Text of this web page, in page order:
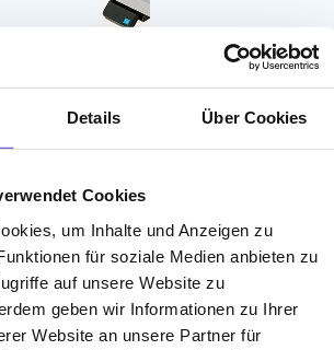
Details Über Cookies
Cookies
um Inhalte und Anzeigen zu
für soziale Medien anbieten zu
auf unsere Website zu
geben wir Informationen zu Ihrer
Website an unsere Partner für
zerlegt
schnelle Lieferung (2-3
Werktage)